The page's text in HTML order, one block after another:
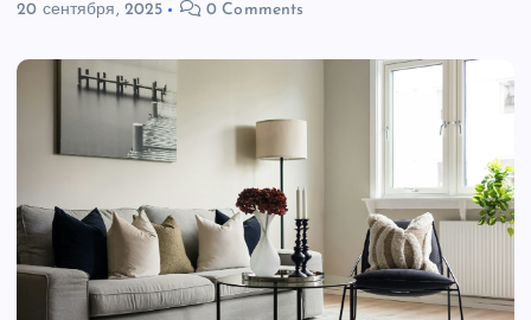
20 сентября, 2025
0 Comments